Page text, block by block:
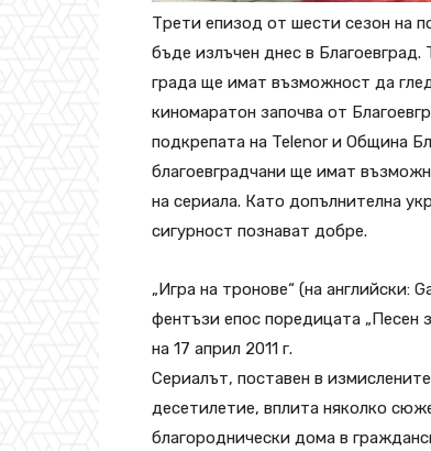
Трети епизод от шести сезон на
бъде излъчен днес в
града ще имат възможност да
киномаратон започва от
подкрепата на Telenor и Община
благоевградчани ще имат
на сериала. Като допълнителна
сигурност познават добре.
„Игра на тронове“ (на английски:
фентъзи епос поредицата „Песен
на 17 април 2011 г.
Сериалът, поставен в
десетилетие, вплита няколко
благороднически дома в